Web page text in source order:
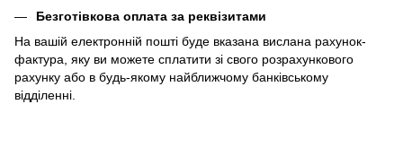
Безготівкова оплата за реквізитами
На вашій електронній пошті буде вказана вислана рахунок-
фактура, яку ви можете сплатити зі свого розрахункового
рахунку або в будь-якому найближчому банківському
відділенні.